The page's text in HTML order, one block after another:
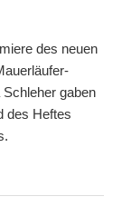
des neuen
gaben
des Heftes